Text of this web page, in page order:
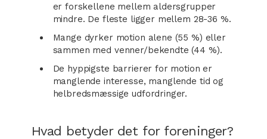
er forskellene mellem aldersgrupper
mindre. De fleste ligger mellem 28-36 %.
Mange dyrker motion alene (55 %) eller
sammen med venner/bekendte (44 %).
De hyppigste barrierer for motion er
manglende interesse, manglende tid og
helbredsmæssige udfordringer.
Hvad betyder det for foreninger?